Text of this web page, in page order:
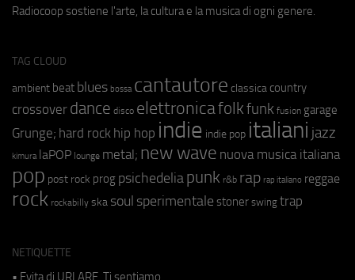
Radiocoop sostiene l'arte, la cultura e la musica di ogni genere.
TAG CLOUD
ambient beat blues bossa cantautore classica country
crossover dance disco elettronicafolkfunk fusion garage
Grunge; hard rock hip hop indie indie pop italiani jazz
kimura laPOP lounge metal; new wave nuova musica italiana
pop post rock prog psichedeliapunk r&b rap rap italiano reggae
rock rockabilly ska soul sperimentale stoner swing trap
NETIQUETTE
• Evita di URLARE. Ti sentiamo.